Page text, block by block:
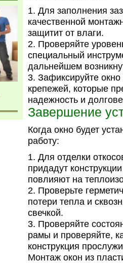
Для заполнения
качественной
защитит от влаги.
Проверяйте
специальный
дальнейшем
Зафиксируйте
крепежей, которые
надежность и
Завершение
Когда окно будет
работу:
Для отделки
придадут
повлияют на
Проверьте
потери тепла и
свечкой.
Проверяйте
рамы и проверяйте,
конструкция
Монтаж окон из